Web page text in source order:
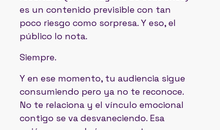
es un contenido previsible con tan
poco riesgo como sorpresa. Y eso, el
público lo nota.
Siempre.
Y en ese momento, tu audiencia sigue
consumiendo pero ya no te reconoce.
No te relaciona y el vínculo emocional
contigo se va desvaneciendo. Esa